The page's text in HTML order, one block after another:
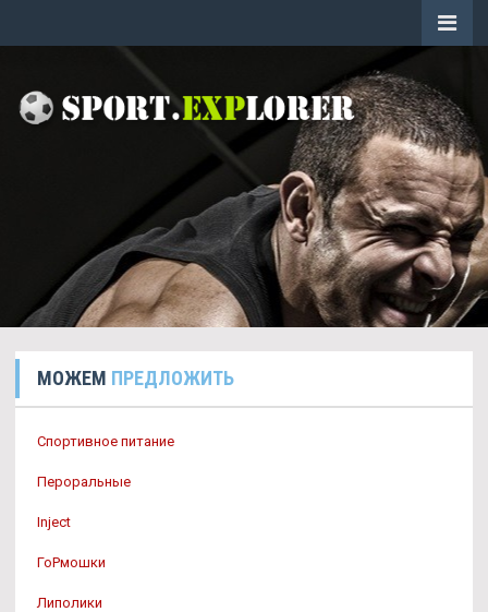
МОЖЕМ ПРЕДЛОЖИТЬ
Спортивное питание
Пероральные
Inject
ГоРмошки
Липолики